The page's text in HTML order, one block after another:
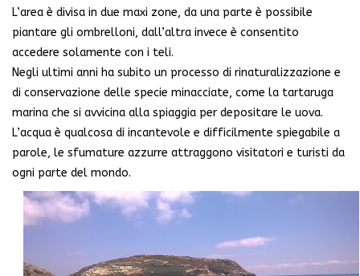
L’area è divisa in due maxi zone, da una parte è possibile
piantare gli ombrelloni, dall’altra invece è consentito
accedere solamente con i teli.
Negli ultimi anni ha subito un processo di rinaturalizzazione e
di conservazione delle specie minacciate, come la tartaruga
marina che si avvicina alla spiaggia per depositare le uova.
L’acqua è qualcosa di incantevole e difficilmente spiegabile a
parole, le sfumature azzurre attraggono visitatori e turisti da
ogni parte del mondo.